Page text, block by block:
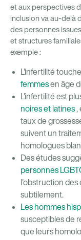
et aux perspectives
inclusion va au-delà
des personnes
et structures
exemple :
L'infertilité
femmesen âge
L'infertilité est
noires et latines,
taux de
suivent un
homologues
Des études
personnes
l'obstruction des
subtilement.
Les hommes
susceptibles de
que leurs